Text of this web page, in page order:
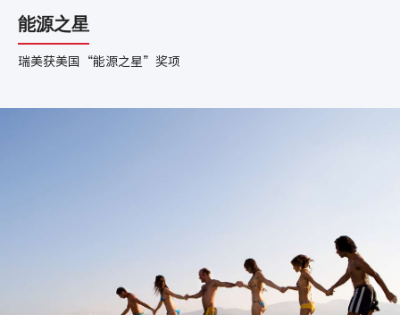
能源之星
瑞美获美国“能源之星”奖项